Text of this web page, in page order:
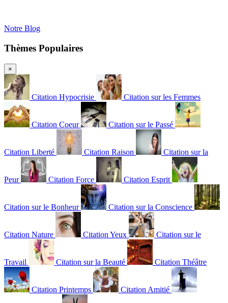
Notre Blog
Thèmes Populaires
×
Citation Hypocrisie Citation sur les Femmes
Citation Coeur Citation sur le Passé
Citation Liberté Citation Raison Citation sur la
Peur Citation Force Citation Esprit
Citation sur le Bonheur Citation sur la Conscience
Citation Nature Citation Yeux Citation sur le
Travail Citation sur la Beauté Citation Théâtre
Citation Printemps Citation Amitié